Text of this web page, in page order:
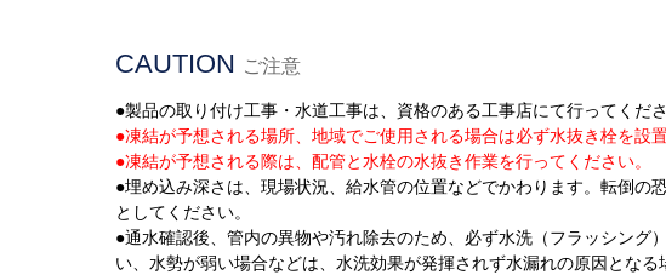
CAUTION ご注意
●製品の取り付け工事・水道工事は、資格のある工事店にて行ってくださ
●凍結が予想される場所、地域でご使用される場合は必ず水抜き栓を設
●凍結が予想される際は、配管と水栓の水抜き作業を行ってください。
●埋め込み深さは、現場状況、給水管の位置などでかわります。転倒の
としてください。
●通水確認後、管内の異物や汚れ除去のため、必ず水洗（フラッシング
い、水勢が弱い場合などは、水洗効果が発揮されず水漏れの原因となる